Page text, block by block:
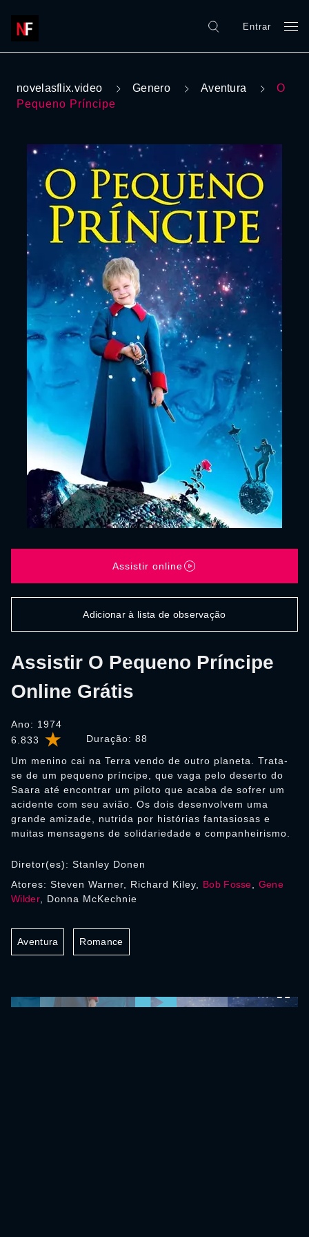
Entrar
novelasflix.video Genero Aventura
O
Pequeno Príncipe
6.833 Duração: 88
Assistir O Pequeno Príncipe
Online Grátis
Ano: 1974
Um menino cai na Terra vendo de outro planeta. Trata-
se de um pequeno príncipe, que vaga pelo deserto do
Saara até encontrar um piloto que acaba de sofrer um
acidente com seu avião. Os dois desenvolvem uma
grande amizade, nutrida por histórias fantasiosas e
muitas mensagens de solidariedade e companheirismo.
Assistir online
Adicionar à lista de observação
Diretor(es): Stanley Donen
Atores: Steven Warner, Richard Kiley, Bob Fosse
Gene
Wilder, Donna McKechnie
Aventura Romance